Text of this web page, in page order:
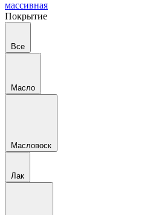
массивная
Покрытие
Все
Масло
Масловоск
Лак